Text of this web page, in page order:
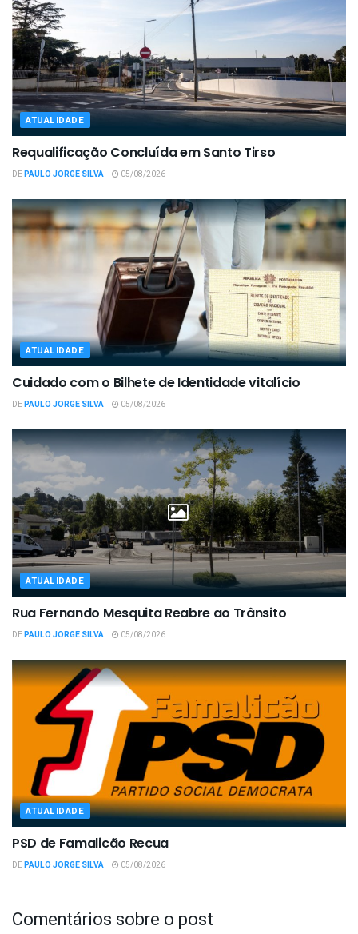
ATUALIDADE
Requalificação Concluída em Santo Tirso
DEPAULO JORGE SILVA 05/08/2026
ATUALIDADE
Cuidado com o Bilhete de Identidade vitalício
DEPAULO JORGE SILVA 05/08/2026
ATUALIDADE
Rua Fernando Mesquita Reabre ao Trânsito
DEPAULO JORGE SILVA 05/08/2026
ATUALIDADE
PSD de Famalicão Recua
DEPAULO JORGE SILVA 05/08/2026
Comentários sobre o post